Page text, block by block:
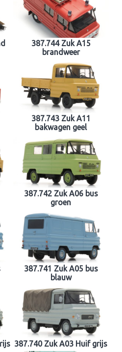
387.744 Zuk A15
brandweer
387.743 Zuk A11
bakwagen geel
387.742 Zuk A06 bus
groen
387.741 Zuk A05 bus
blauw
387.740 Zuk A03 Huif grijs